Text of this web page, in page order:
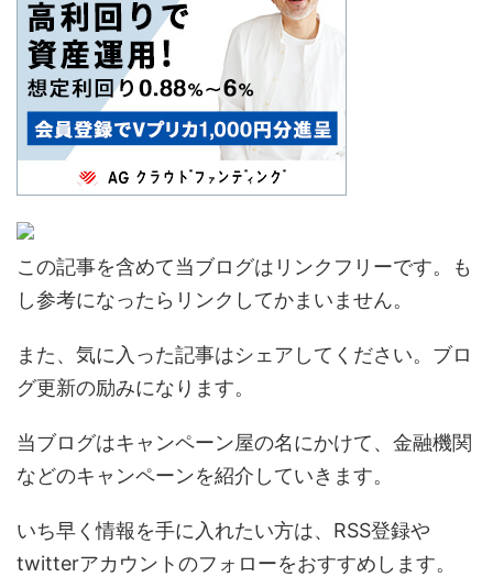
この記事を含めて当ブログはリンクフリーです。も
し参考になったらリンクしてかまいません。
また、気に入った記事はシェアしてください。ブロ
グ更新の励みになります。
当ブログはキャンペーン屋の名にかけて、金融機関
などのキャンペーンを紹介していきます。
いち早く情報を手に入れたい方は、RSS登録や
twitterアカウントのフォローをおすすめします。